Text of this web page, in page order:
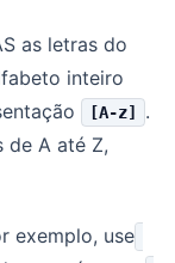
as letras do
inteiro
[A-z]
.
de A até Z,
exemplo, use